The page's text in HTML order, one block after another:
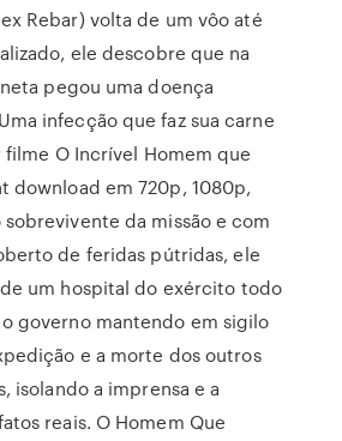
Rebar) volta de um vôo até
ele descobre que na
pegou uma doença
infecção que faz sua carne
O Incrível Homem que
download em 720p, 1080p,
da missão e com
de feridas pútridas, ele
um hospital do exército todo
governo mantendo em sigilo
e a morte dos outros
isolando a imprensa e a
reais. O Homem Que